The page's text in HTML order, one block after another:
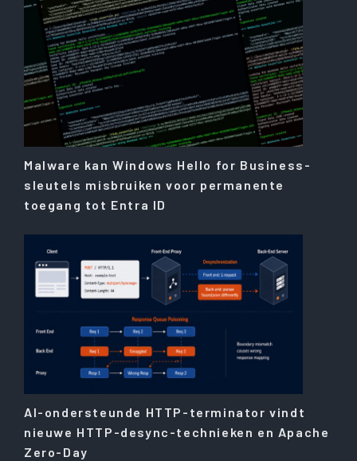
Malware kan Windows Hello for Business-
sleutels misbruiken voor permanente
toegang tot Entra ID
AI-ondersteunde HTTP-terminator vindt
nieuwe HTTP-desync-technieken en Apache
Zero-Day